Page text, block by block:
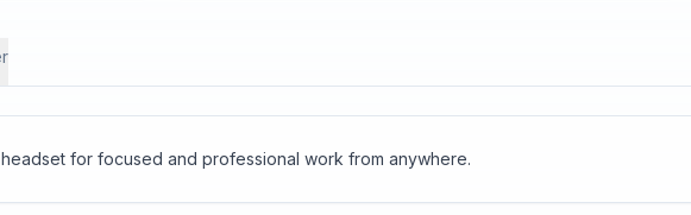
for focused and professional work from anywhere.